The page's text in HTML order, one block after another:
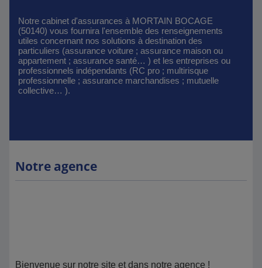
Notre cabinet d'assurances à MORTAIN BOCAGE
(50140) vous fournira l'ensemble des renseignements
utiles concernant nos solutions à destination des
particuliers (assurance voiture ; assurance maison ou
appartement ; assurance santé… ) et les entreprises ou
professionnels indépendants (RC pro ; multirisque
professionnelle ; assurance marchandises ; mutuelle
collective… ).
Notre agence
Bienvenue sur notre site et dans notre agence !